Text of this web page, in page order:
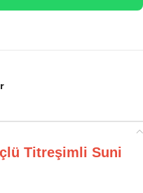
Titreşimli Suni